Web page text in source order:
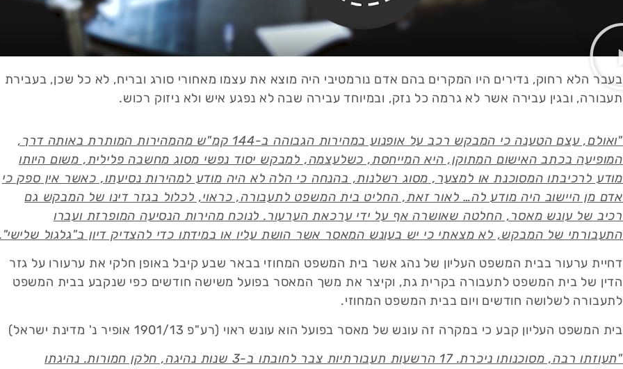
בעבר הלא רחוק, נדירים היו המקרים בהם אדם נורמטיבי היה מוצא את עצמו מאחורי סורג ובריח, לא כל שכן, בעבירת
תעבורה, ובגין עבירה אשר לא גרמה כל נזק, ובמיוחד עבירה שבה לא נפגע איש ולא ניזוק רכוש.
"ואולם, עצם הטענה כי המבקש רכב על אופנוע במהירות הגבוהה ב-144 קמ"ש מהמהירות המותרת באותה דרך,
המופיעה בכתב האישום המתוקן, היא המייחסת, כשלעצמה, למבקש יסוד נפשי מסוג מחשבה פלילית, משום היותו
מודע לרכיבתו המסוכנת או למצער, מסוג רשלנות, בהנחה כי הלה לא היה מודע למהירות נסיעתו, כאשר אין ספק כי
אדם מן היישוב היה מודע לה… לאור זאת, החליט בית המשפט לתעבורה, כראוי, לכלול בגזר דינו של המבקש גם
רכיב של עונש מאסר, החלטה שאושרה אף על ידי ערכאת הערעור. לנוכח מהירות הנסיעה המופרזת ועברו
התעבורתי של המבקש, לא מצאתי כי יש בעונש המאסר אשר הושת עליו או במידתו כדי להצדיק דיון ב"גלגול שלישי".
דחיית ערעור בבית המשפט העליון של נהג אשר בית המשפט המחוזי בבאר שבע קיבל באופן חלקי את ערעורו על גזר
הדין של בית המשפט לתעבורה בקרית גת, וקיצר את משך המאסר בפועל משישה חודשים כפי שנקבע בבית המשפט
לתעבורה לשלושה חודשים ויום בבית המשפט המחוזי.
בית המשפט העליון קבע כי במקרה זה עונש של מאסר בפועל הוא עונש ראוי (רע"פ 1901/13 אופיר נ' מדינת ישראל)
"תעוזתו רבה, מסוכנותו ניכרת. 17 הרשעות תעבורתיות צבר לחובתו ב-3 שנות נהיגה, חלקן חמורות. נהיגתו